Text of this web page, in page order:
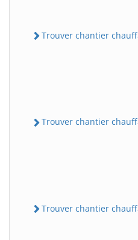
Trouver chantier
Trouver chantier
Trouver chantier